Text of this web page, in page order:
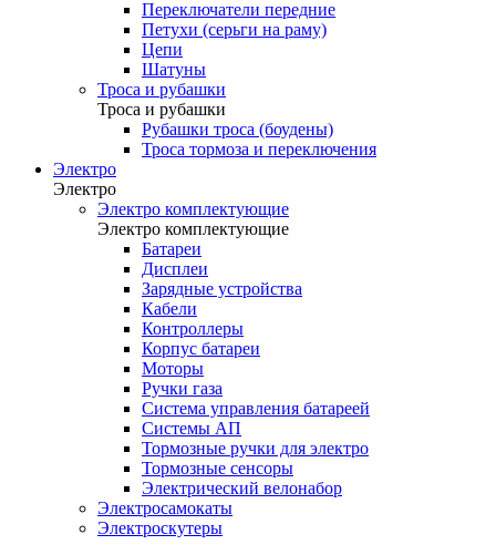
Переключатели передние
Петухи (серьги на раму)
Цепи
Шатуны
Троса и рубашки
Троса и рубашки
Рубашки троса (боудены)
Троса тормоза и переключения
Электро
Электро
Электро комплектующие
Электро комплектующие
Батареи
Дисплеи
Зарядные устройства
Кабели
Контроллеры
Корпус батареи
Моторы
Ручки газа
Система управления батареей
Системы АП
Тормозные ручки для электро
Тормозные сенсоры
Электрический велонабор
Электросамокаты
Электроскутеры